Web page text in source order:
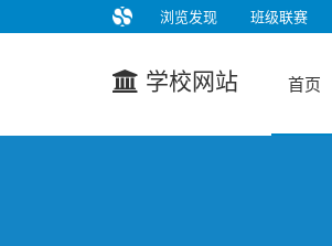
浏览发现 班级联赛
学校网站 首页